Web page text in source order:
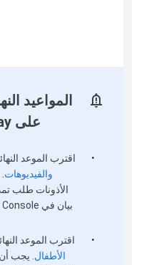
المواعيد
على Google Play وAndroid
• اقترب الموعد
والفيديوهات
الأذونات طلب
بيان في Play Console على
•
اقترب الموعد
الأطفال . يجب